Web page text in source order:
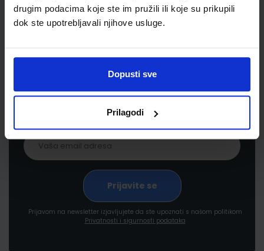
drugim podacima koje ste im pružili ili koje su prikupili
dok ste upotrebljavali njihove usluge.
Dopusti sve
Prilagodi
Newsletter prijava
proizvodima i uslugama, akcijama i drugim
pogodnostima
Prijavom na newsletter izjavljujete da ste upoznati s našom politikom
Privatnosti i sigurnosti podataka